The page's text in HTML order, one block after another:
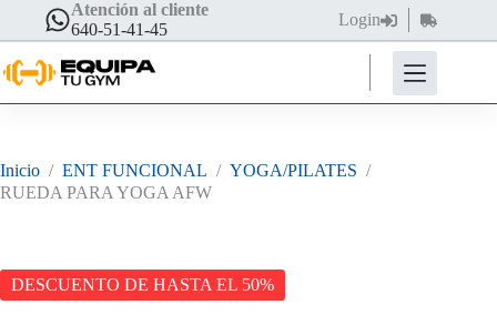
contenido
Atención al cliente
640-51-41-45
Login
Carro
de
compra
Inicio / ENT FUNCIONAL / YOGA/PILATES /
RUEDA PARA YOGA AFW
DESCUENTO DE HASTA EL 50%